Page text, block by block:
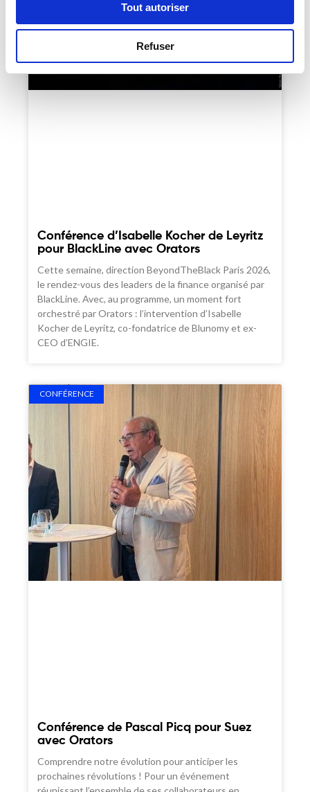
Tout autoriser
Refuser
Conférence d’Isabelle Kocher de Leyritz
pour BlackLine avec Orators
Cette semaine, direction BeyondTheBlack Paris 2026,
le rendez-vous des leaders de la finance organisé par
BlackLine. Avec, au programme, un moment fort
orchestré par Orators : l’intervention d’Isabelle
Kocher de Leyritz, co-fondatrice de Blunomy et ex-
CEO d’ENGIE.
CONFÉRENCE
Conférence de Pascal Picq pour Suez
avec Orators
Comprendre notre évolution pour anticiper les
prochaines révolutions ! Pour un événement